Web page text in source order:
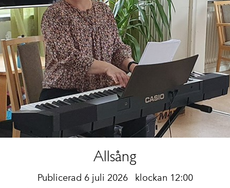
Allsång
Publicerad 6 juli 2026 klockan 12:00